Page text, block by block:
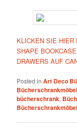
KLICKEN SIE HIER
SHAPE
DRAWERS AUF
Posted in Art Deco
Bücherschrankmöbel
bücherschrank,
Bücherschrankmöbel